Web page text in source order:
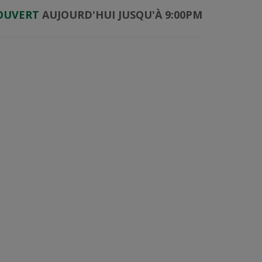
AUJOURD'HUI JUSQU'À 9:00PM